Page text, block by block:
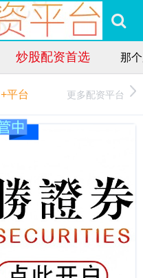
炒股配资首选 那
+平台 更多配资平台